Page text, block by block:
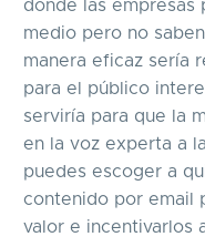
donde las empresas
medio pero no
manera eficaz sería
para el público
serviría para que la
en la voz experta a
puedes escoger a
contenido por email
valor e incentivarlos